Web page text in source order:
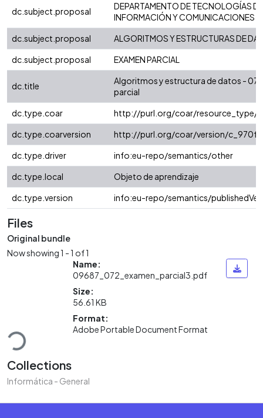
dc.subject.proposal
DEPARTAMENTO DE TECNOLOGÍAS DE
INFORMACIÓN Y COMUNICACIONES
dc.subject.proposal
ALGORITMOS Y ESTRUCTURAS DE
dc.subject.proposal
EXAMEN PARCIAL
dc.title
Algoritmos y estructura de datos -
parcial
dc.type.coar
http://purl.org/coar/resource_type/
dc.type.coarversion
http://purl.org/coar/version/
dc.type.driver
info:eu-repo/semantics/other
dc.type.local
Objeto de aprendizaje
dc.type.version
info:eu-repo/semantics/
Files
Original bundle
Now showing1 - 1 of 1
Name:
09687_072_examen_parcial3.pdf
Size:
56.61 KB
Format:
Adobe Portable Document Format
Collections
Informática - General